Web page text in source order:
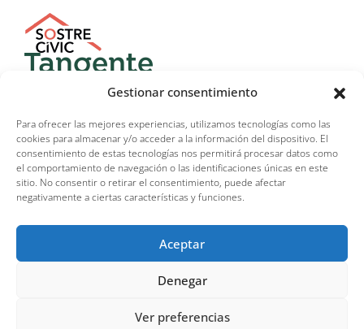
Gestionar consentimiento
Para ofrecer las mejores experiencias, utilizamos tecnologías como las
cookies para almacenar y/o acceder a la información del dispositivo. El
consentimiento de estas tecnologías nos permitirá procesar datos como
el comportamiento de navegación o las identificaciones únicas en este
sitio. No consentir o retirar el consentimiento, puede afectar
negativamente a ciertas características y funciones.
Aceptar
Denegar
Ver preferencias
Política de privacidad
seguros–Protección de datos–Política de cookies
Copyright © 2026 La Replazeta